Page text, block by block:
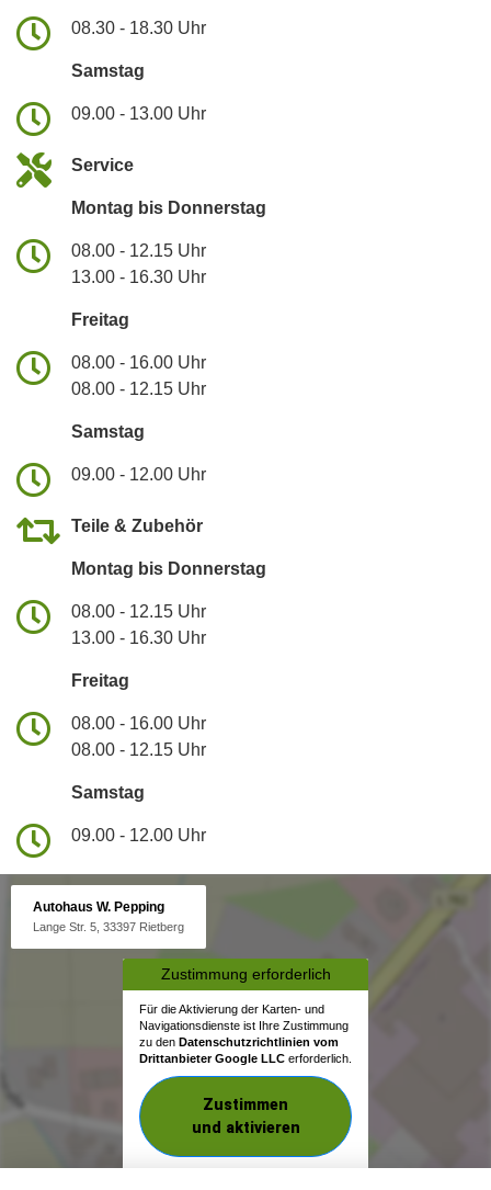
08.30 - 18.30 Uhr
Samstag
09.00 - 13.00 Uhr
Service
Montag bis Donnerstag
08.00 - 12.15 Uhr
13.00 - 16.30 Uhr
Freitag
08.00 - 16.00 Uhr
08.00 - 12.15 Uhr
Samstag
09.00 - 12.00 Uhr
Teile & Zubehör
Montag bis Donnerstag
08.00 - 12.15 Uhr
13.00 - 16.30 Uhr
Freitag
08.00 - 16.00 Uhr
08.00 - 12.15 Uhr
Samstag
09.00 - 12.00 Uhr
Autohaus W. Pepping
Lange Str. 5, 33397 Rietberg
Zustimmung erforderlich
Für die Aktivierung der Karten- und
Navigationsdienste ist Ihre Zustimmung
zu den Datenschutzrichtlinien vom
Drittanbieter Google LLC erforderlich.
Zustimmen
und aktivieren